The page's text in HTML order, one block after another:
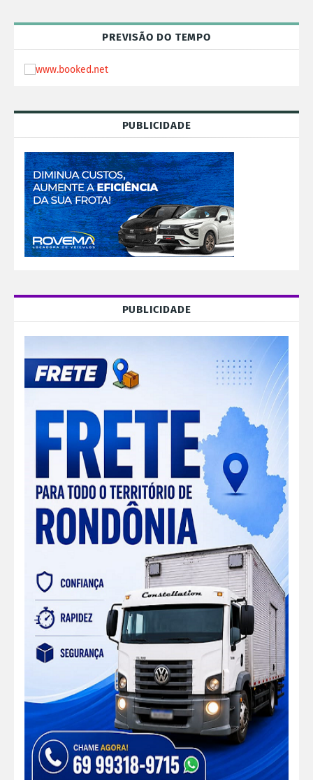
PREVISÃO DO TEMPO
PUBLICIDADE
PUBLICIDADE